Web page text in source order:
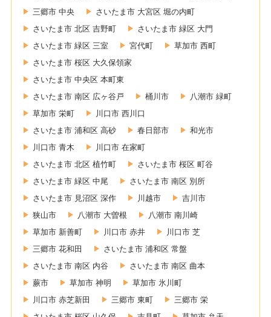
三郷市 中央
さいたま市 大宮区 堀の内町
さいたま市 北区 吉野町
さいたま市 緑区 大門
さいたま市 緑区 三室
宮代町
草加市 西町
さいたま市 桜区 大久保領家
さいたま市 中央区 本町東
さいたま市 南区 広ヶ谷戸
桶川市
八潮市 緑町
草加市 栄町
川口市 西川口
さいたま市 浦和区 高砂
春日部市
和光市
川口市 青木
川口市 在家町
さいたま市 北区 植竹町
さいたま市 桜区 町谷
さいたま市 緑区 中尾
さいたま市 南区 別所
さいたま市 見沼区 深作
川越市
吉川市
狭山市
八潮市 大曽根
八潮市 南川崎
草加市 新善町
川口市 赤井
川口市 芝
三郷市 花和田
さいたま市 浦和区 常盤
さいたま市 南区 内谷
さいたま市 南区 曲本
蕨市
草加市 神明
草加市 氷川町
川口市 赤芝新田
三郷市 東町
三郷市 栄